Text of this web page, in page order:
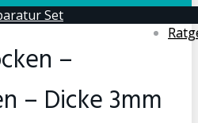
Set
–
– Dicke 3mm